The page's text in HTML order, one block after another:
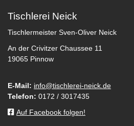
Tischlerei Neick
Tischlermeister Sven-Oliver Neick
An der Crivitzer Chaussee 11
19065 Pinnow
E-Mail: info@tischlerei-neick.de
Telefon: 0172 / 3017435
Auf Facebook folgen!